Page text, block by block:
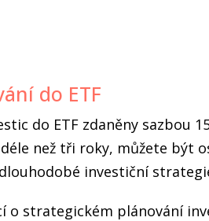
do ETF
do ETF zdaněny sazbou
než tři roky, můžete být
investiční
o strategickém plánování